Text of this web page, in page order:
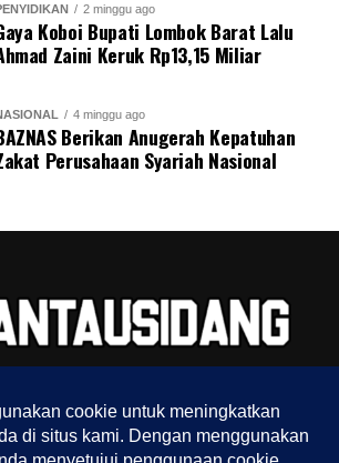
2 minggu ago
Koboi Bupati Lombok Barat Lalu
Zaini Keruk Rp13,15 Miliar
4 minggu ago
Berikan Anugerah Kepatuhan
Perusahaan Syariah Nasional